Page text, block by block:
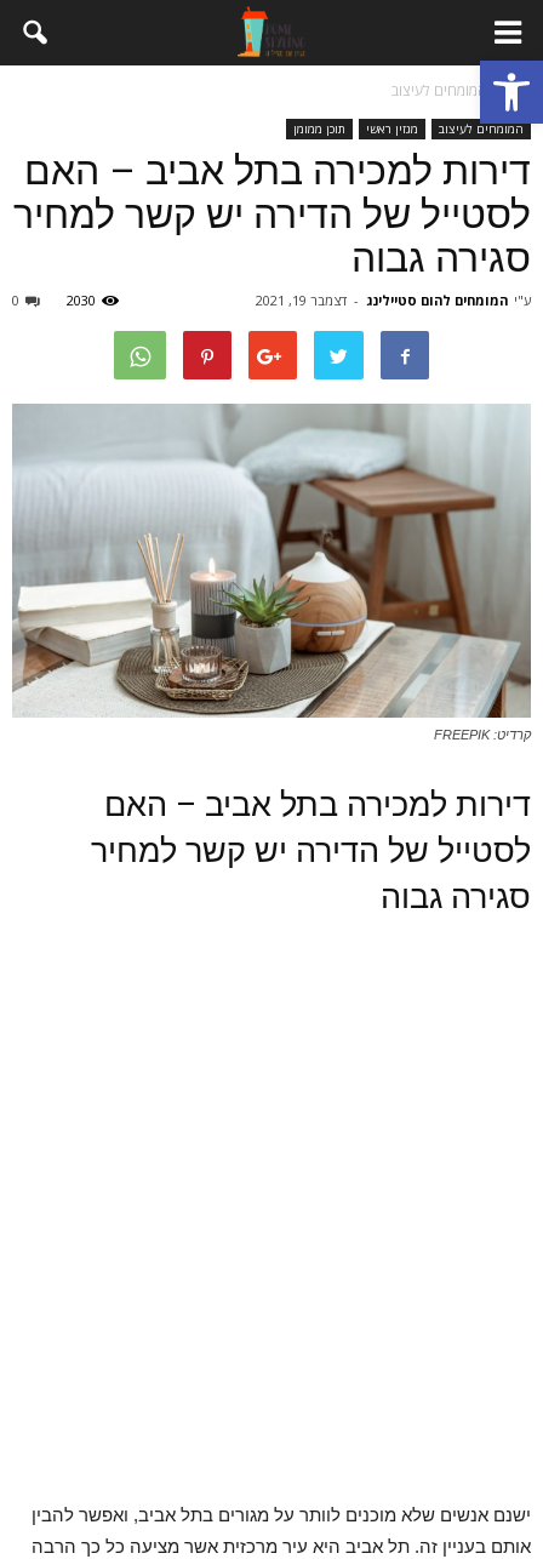
פתח סרגל נגישות
בית המומחים לעיצוב
המומחים לעיצוב מגזין ראשי תוכן ממומן
דירות למכירה בתל אביב – האם
לסטייל של הדירה יש קשר למחיר
סגירה גבוה
ע"י המומחים להום סטיילינג - דצמבר 19, 2021 0 2030
קרדיט: FREEPIK
דירות למכירה בתל אביב – האם
לסטייל של הדירה יש קשר למחיר
סגירה גבוה
ישנם אנשים שלא מוכנים לוותר על מגורים בתל אביב, ואפשר להבין
אותם בעניין זה. תל אביב היא עיר מרכזית אשר מציעה כל כך הרבה